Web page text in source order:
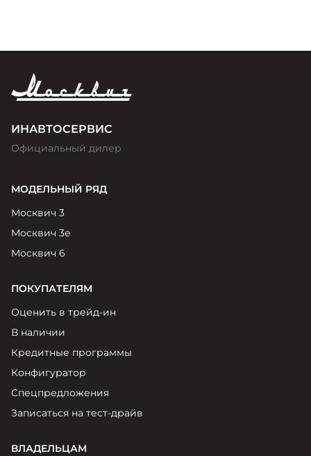
ИНАВТОСЕРВИС
Официальный дилер
МОДЕЛЬНЫЙ РЯД
Москвич 3
Москвич 3е
Москвич 6
ПОКУПАТЕЛЯМ
Оценить в трейд-ин
В наличии
Кредитные программы
Конфигуратор
Спецпредложения
Записаться на тест-драйв
ВЛАДЕЛЬЦАМ